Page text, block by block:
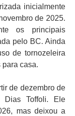
inicialmente
de 2025.
os principais
pelo BC. Ainda
de tornozeleira
casa.
de dezembro de
Toffoli. Ele
mas deixou a